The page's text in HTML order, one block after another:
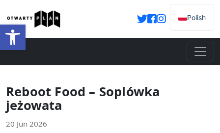
Open toolbar
Polish
Reboot Food – Soplówka
jeżowata
20 Jun 2026